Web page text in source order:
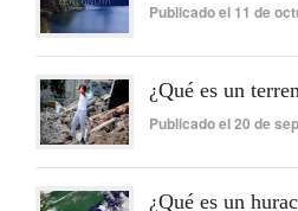
Publicado el 11 de
¿Qué es un
Publicado el 20 de
¿Qué es un